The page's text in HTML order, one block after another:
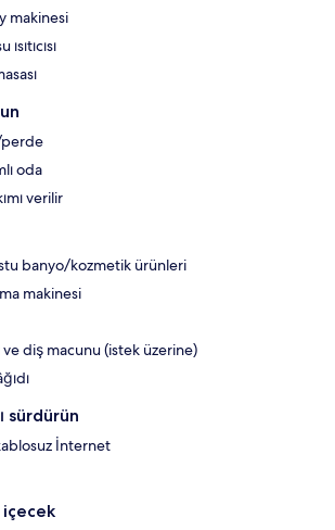
makinesi
oda
verilir
banyo/kozmetik ürünleri
makinesi
ve diş macunu (istek üzerine)
sürdürün
İnternet